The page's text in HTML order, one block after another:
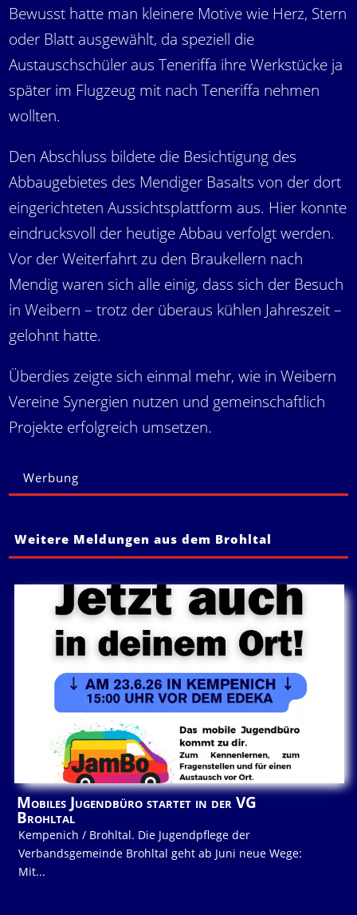
Bewusst hatte man kleinere Motive wie Herz, Stern
oder Blatt ausgewählt, da speziell die
Austauschschüler aus Teneriffa ihre Werkstücke ja
später im Flugzeug mit nach Teneriffa nehmen
wollten.
Den Abschluss bildete die Besichtigung des
Abbaugebietes des Mendiger Basalts von der dort
eingerichteten Aussichtsplattform aus. Hier konnte
eindrucksvoll der heutige Abbau verfolgt werden.
Vor der Weiterfahrt zu den Braukellern nach
Mendig waren sich alle einig, dass sich der Besuch
in Weibern – trotz der überaus kühlen Jahreszeit –
gelohnt hatte.
Überdies zeigte sich einmal mehr, wie in Weibern
Vereine Synergien nutzen und gemeinschaftlich
Projekte erfolgreich umsetzen.
Werbung
Weitere Meldungen aus dem Brohltal
Mobiles Jugendbüro startet in der VG
Brohltal
Kempenich / Brohltal. Die Jugendpflege der
Verbandsgemeinde Brohltal geht ab Juni neue Wege:
Mit...